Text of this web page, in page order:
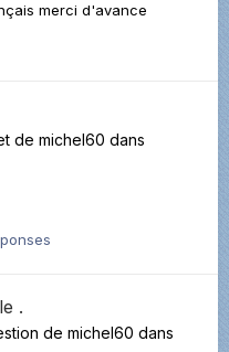
merci d'avance
de michel60 dans
.
de michel60 dans